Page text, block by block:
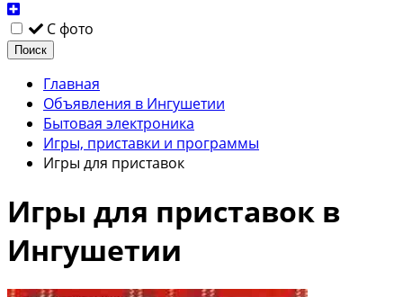
С фото
Поиск
Главная
Объявления в Ингушетии
Бытовая электроника
Игры, приставки и программы
Игры для приставок
Игры для приставок в
Ингушетии